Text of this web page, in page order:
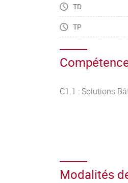
TD
TP
C1.1 : Solutions
Modalités